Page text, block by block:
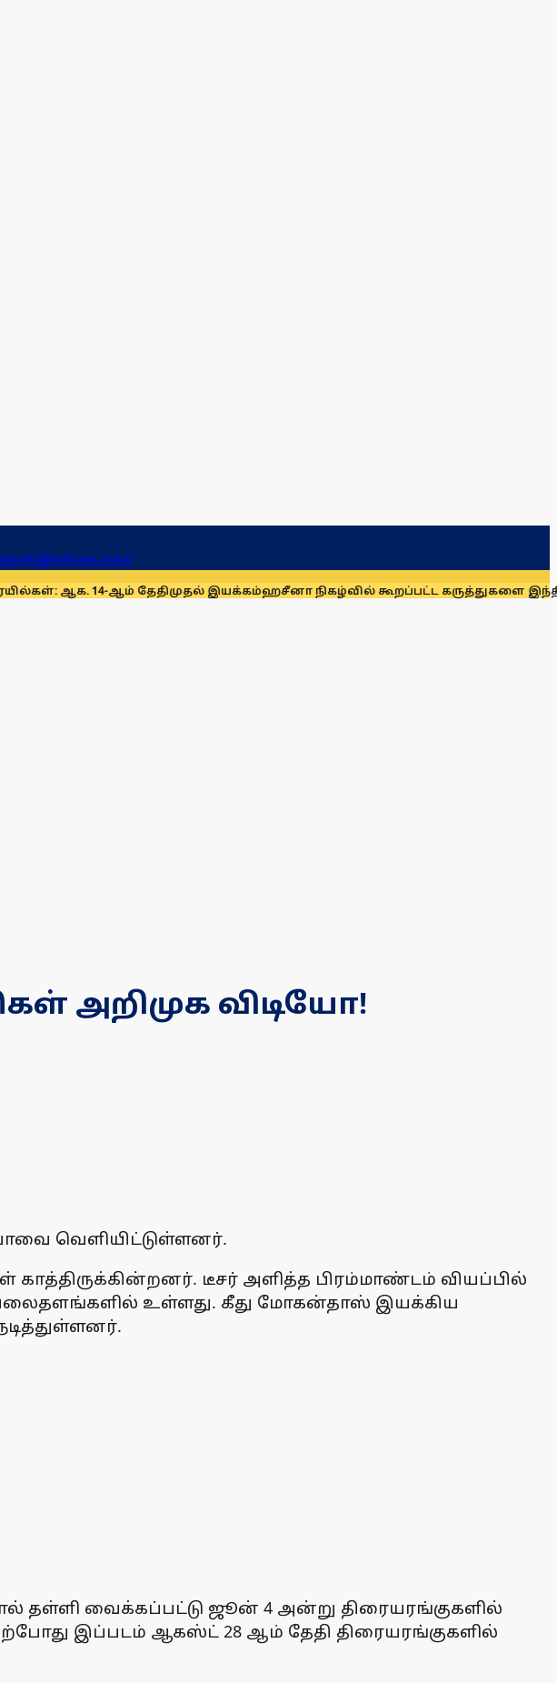
இந்தியாஉலகம்
ஆம் தேதிமுதல் இயக்கம்ஹசீனா நிகழ்வில் கூறப்பட்ட கருத்துகளை இந்தியா
அறிமுக விடியோ!
வெளியிட்டுள்ளனர்.
காத்திருக்கின்றனர். டீசர் அளித்த பிரம்மாண்டம் வியப்பில்
வலைதளங்களில் உள்ளது. கீது மோகன்தாஸ் இயக்கிய
தள்ளி வைக்கப்பட்டு ஜூன் 4 அன்று திரையரங்குகளில்
இப்படம் ஆகஸ்ட் 28 ஆம் தேதி திரையரங்குகளில்